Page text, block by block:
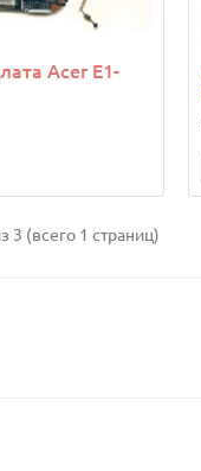
Acer E1-
3 (всего 1 страниц)